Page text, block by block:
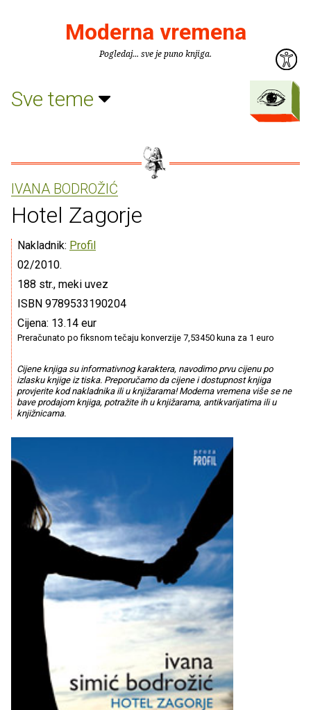
Moderna vremena
Pogledaj... sve je puno knjiga.
Sve teme
IVANA BODROŽIĆ
Hotel Zagorje
Nakladnik: Profil
02/2010.
188 str., meki uvez
ISBN 9789533190204
Cijena: 13.14 eur
Preračunato po fiksnom tečaju konverzije 7,53450 kuna za 1 euro
Cijene knjiga su informativnog karaktera, navodimo prvu cijenu po
izlasku knjige iz tiska. Preporučamo da cijene i dostupnost knjiga
provjerite kod nakladnika ili u knjižarama! Moderna vremena više se ne
bave prodajom knjiga, potražite ih u knjižarama, antikvarijatima ili u
knjižnicama.